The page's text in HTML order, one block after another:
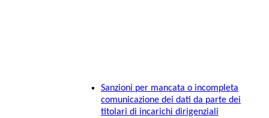
Sanzioni per mancata o incompleta
comunicazione dei dati da parte dei
titolari di incarichi dirigenziali